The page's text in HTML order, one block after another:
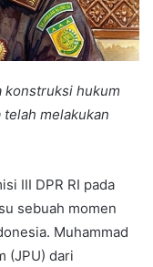
konstruksi hukum
telah melakukan
III DPR RI pada
sebuah momen
Muhammad
(JPU) dari